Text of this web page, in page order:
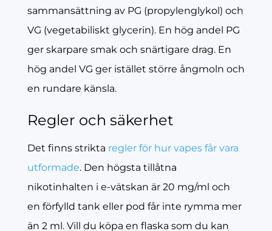
sammansättning av PG (propylenglykol) och
VG (vegetabiliskt glycerin). En hög andel PG
ger skarpare smak och snärtigare drag. En
hög andel VG ger istället större ångmoln och
en rundare känsla.
Regler och säkerhet
Det finns strikta regler för hur vapes får vara
utformade. Den högsta tillåtna
nikotinhalten i e-vätskan är 20 mg/ml och
en förfylld tank eller pod får inte rymma mer
än 2 ml. Vill du köpa en flaska som du kan